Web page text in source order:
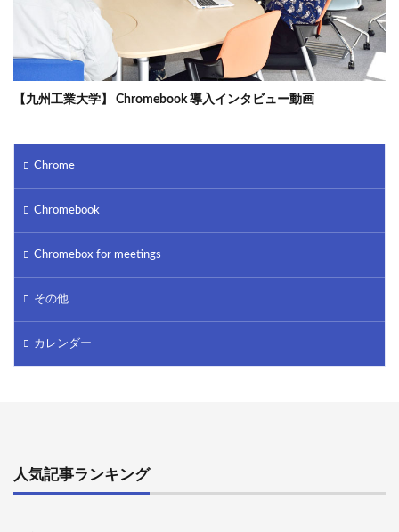
【九州工業大学】 Chromebook 導入インタビュー動画
Chrome
Chromebook
Chromebox for meetings
その他
カレンダー
人気記事ランキング